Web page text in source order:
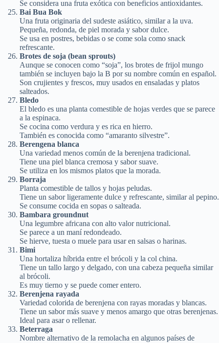
Se considera una fruta exótica con beneficios antioxidantes.
Bai Bua Bok
Una fruta originaria del sudeste asiático, similar a la uva.
Pequeña, redonda, de piel morada y sabor dulce.
Se usa en postres, bebidas o se come sola como snack
refrescante.
Brotes de soja (bean sprouts)
Aunque se conocen como “soja”, los brotes de frijol mungo
también se incluyen bajo la B por su nombre común en español.
Son crujientes y frescos, muy usados en ensaladas y platos
salteados.
Bledo
El bledo es una planta comestible de hojas verdes que se parece
a la espinaca.
Se cocina como verdura y es rica en hierro.
También es conocida como “amaranto silvestre”.
Berengena blanca
Una variedad menos común de la berenjena tradicional.
Tiene una piel blanca cremosa y sabor suave.
Se utiliza en los mismos platos que la morada.
Borraja
Planta comestible de tallos y hojas peludas.
Tiene un sabor ligeramente dulce y refrescante, similar al pepino.
Se consume cocida en sopas o salteada.
Bambara groundnut
Una legumbre africana con alto valor nutricional.
Se parece a un maní redondeado.
Se hierve, tuesta o muele para usar en salsas o harinas.
Bimi
Una hortaliza híbrida entre el brócoli y la col china.
Tiene un tallo largo y delgado, con una cabeza pequeña similar
al brócoli.
Es muy tierno y se puede comer entero.
Berenjena rayada
Variedad colorida de berenjena con rayas moradas y blancas.
Tiene un sabor más suave y menos amargo que otras berenjenas.
Ideal para asar o rellenar.
Beterraga
Nombre alternativo de la remolacha en algunos países de